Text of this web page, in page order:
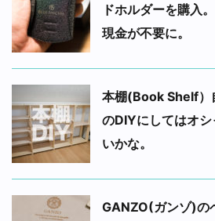
ドホルダーを購入
現金が不要に。
本棚(Book Shelf）
のDIYにしてはオ
いかな。
GANZO(ガンゾ)の